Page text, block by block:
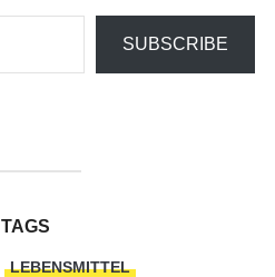
SUBSCRIBE
TAGS
LEBENSMITTEL